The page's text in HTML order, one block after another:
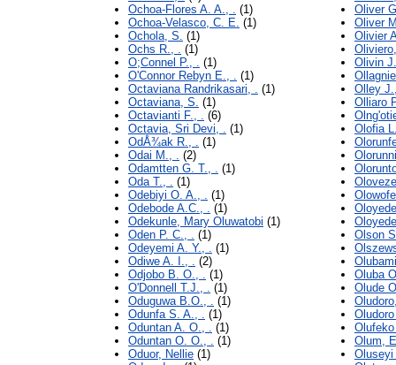
Ochoa-Flores A. A., . (1)
Ochoa-Velasco, C. E. (1)
Ochola, S. (1)
Ochs R., . (1)
O;Connel P., . (1)
O'Connor Rebyn E., . (1)
Octaviana Randrikasari, . (1)
Octaviana, S. (1)
Octavianti F., . (6)
Octavia, Sri Devi, . (1)
OdÅ¾ak R., . (1)
Odai M., . (2)
Odamtten G. T., . (1)
Oda T., . (1)
Odebiyi O. A., . (1)
Odebode A.C., . (1)
Odekunle, Mary Oluwatobi (1)
Oden P. C., . (1)
Odeyemi A. Y., . (1)
Odiwe A. I., . (2)
Odjobo B. O., . (1)
O'Donnell T.J., . (1)
Oduguwa B.O., . (1)
Odunfa S. A., . (1)
Oduntan A. O., . (1)
Oduntan O. O., . (1)
Oduor, Nellie (1)
Oliver
Oliver
Olivier
Olivin
Olley
Olliaro
Olofia
Olson
Oluba
Olude
Olum,
Oluseyi